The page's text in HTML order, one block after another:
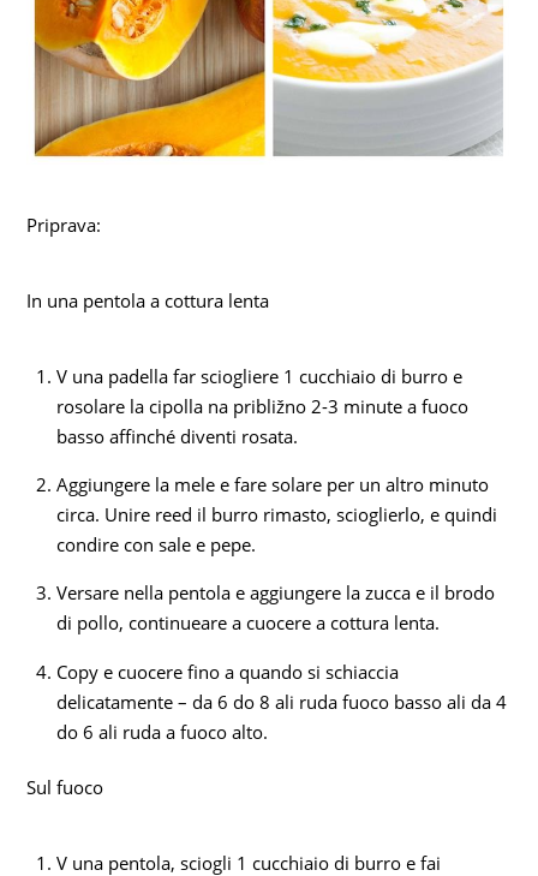
Priprava:
In una pentola a cottura lenta
V una padella far sciogliere 1 cucchiaio di burro e
rosolare la cipolla na približno 2-3 minute a fuoco
basso affinché diventi rosata.
Aggiungere la mele e fare solare per un altro minuto
circa. Unire reed il burro rimasto, scioglierlo, e quindi
condire con sale e pepe.
Versare nella pentola e aggiungere la zucca e il brodo
di pollo, continueare a cuocere a cottura lenta.
Copy e cuocere fino a quando si schiaccia
delicatamente – da 6 do 8 ali ruda fuoco basso ali da 4
do 6 ali ruda a fuoco alto.
Sul fuoco
V una pentola, sciogli 1 cucchiaio di burro e fai